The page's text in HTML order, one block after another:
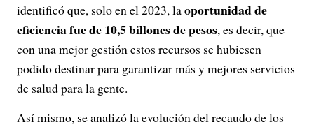
identificó que, solo en el 2023, laoportunidad de
eficiencia fue de 10,5 billones de pesos, es decir, que
con una mejor gestión estos recursos se hubiesen
podido destinar para garantizar más y mejores servicios
de salud para la gente.
Así mismo, se analizó la evolución del recaudo de los